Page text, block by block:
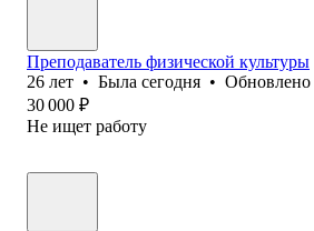
Преподаватель физической культуры
26 лет • Была сегодня • Обновлено
30 000 ₽
Не ищет работу